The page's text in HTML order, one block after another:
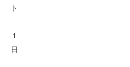
施工時
１
ご